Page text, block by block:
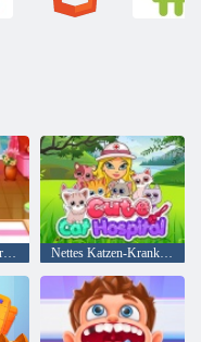
Baby-Hazel Newborn Impfung Nettes Katzen-Krankenhaus